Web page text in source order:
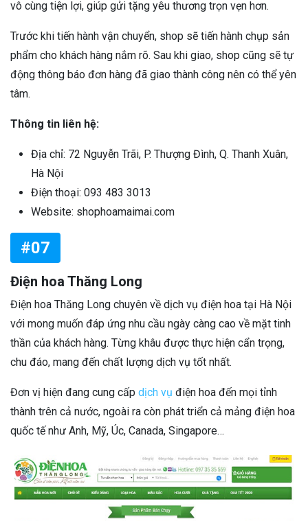
vô cùng tiện lợi, giúp gửi tặng yêu thương trọn vẹn hơn.
Trước khi tiến hành vận chuyển, shop sẽ tiến hành chụp sản
phẩm cho khách hàng nắm rõ. Sau khi giao, shop cũng sẽ tự
động thông báo đơn hàng đã giao thành công nên có thể yên
tâm.
Thông tin liên hệ:
Địa chỉ: 72 Nguyễn Trãi, P. Thượng Đình, Q. Thanh Xuân,
Hà Nội
Điện thoại: 093 483 3013
Website: shophoamaimai.com
#07
Điện hoa Thăng Long
Điện hoa Thăng Long chuyên về dịch vụ điện hoa tại Hà Nội
với mong muốn đáp ứng nhu cầu ngày càng cao về mặt tinh
thần của khách hàng. Từng khâu được thực hiện cẩn trọng,
chu đáo, mang đến chất lượng dịch vụ tốt nhất.
Đơn vị hiện đang cung cấp dịch vụ điện hoa đến mọi tỉnh
thành trên cả nước, ngoài ra còn phát triển cả mảng điện hoa
quốc tế như Anh, Mỹ, Úc, Canada, Singapore…